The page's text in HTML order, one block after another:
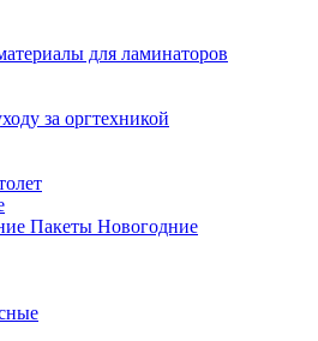
для ламинаторов
за оргтехникой
Пакеты Новогодние